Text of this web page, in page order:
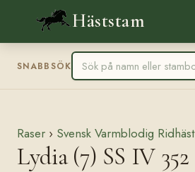
Häststam
SNABBSÖK
Raser › Svensk Varmblodig Ridhäst
Lydia (7) SS IV 352